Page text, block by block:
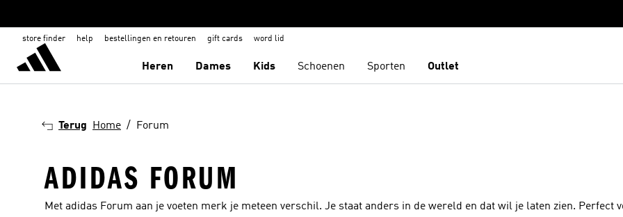
store finder help bestellingen en retouren gift cards word lid
Heren Dames Kids Schoenen Sporten Outlet
Terug Home Forum
ADIDAS FORUM
Met adidas Forum aan je voeten merk je meteen verschil. Je staat anders in de wereld en dat wil je laten zien. Perfect